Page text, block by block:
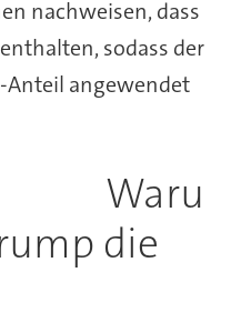
nachweisen, dass
sodass der
Anteil angewendet
Waru
die